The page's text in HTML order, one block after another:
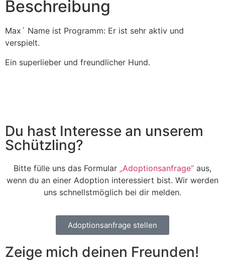
Beschreibung
Max´ Name ist Programm: Er ist sehr aktiv und
verspielt.
Ein superlieber und freundlicher Hund.
Du hast Interesse an unserem
Schützling?
Bitte fülle uns das Formular „Adoptionsanfrage“ aus,
wenn du an einer Adoption interessiert bist. Wir werden
uns schnellstmöglich bei dir melden.
Adoptionsanfrage stellen
Zeige mich deinen Freunden!